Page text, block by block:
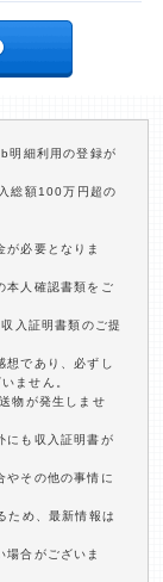
明細利用の登録が
総額100万円超の
が必要となりま
本人確認書類をご
入証明書類のご提
であり、必ずし
ません。
物が発生しませ
にも収入証明書が
やその他の事情に
ため、最新情報は
合がございま